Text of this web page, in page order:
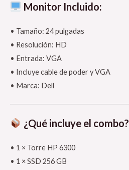
Monitor Incluido:
• Tamaño: 24 pulgadas
• Resolución: HD
• Entrada: VGA
• Incluye cable de poder y VGA
• Marca: Dell
¿Qué incluye el combo?
• 1 × Torre HP 6300
• 1 × SSD 256 GB